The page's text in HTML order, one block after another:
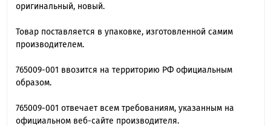
оригинальный, новый.
Товар поставляется в упаковке, изготовленной самим
производителем.
765009-001 ввозится на территорию РФ официальным
образом.
765009-001 отвечает всем требованиям, указанным на
официальном веб-сайте производителя.